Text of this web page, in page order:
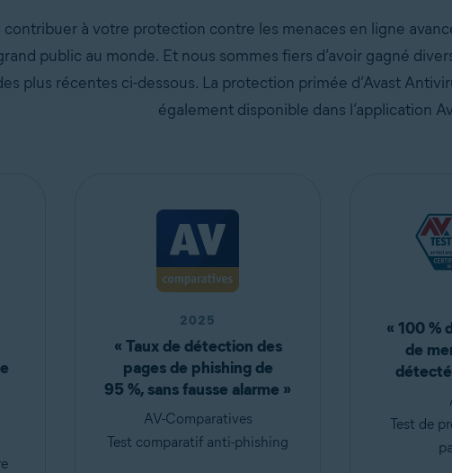
à votre protection contre les menaces en ligne
public au monde. Et nous sommes fiers d’avoir gagné
plus récentes ci-dessous. La protection primée d’Avast
également disponible dans l’application
2025
« Taux de détection des
pages de phishing de
95 %, sans fausse alarme »
AV-Comparatives
Test comparatif anti-phishing
« 100 %
de
Test de